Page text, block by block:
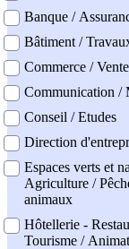
Banque /
Bâtiment /
Commerce / Vente
Communication /
Conseil / Etudes
Direction
Espaces verts et
Agriculture /
animaux
Hôtellerie -
Tourisme /